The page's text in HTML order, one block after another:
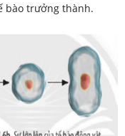
bào trưởng thành.